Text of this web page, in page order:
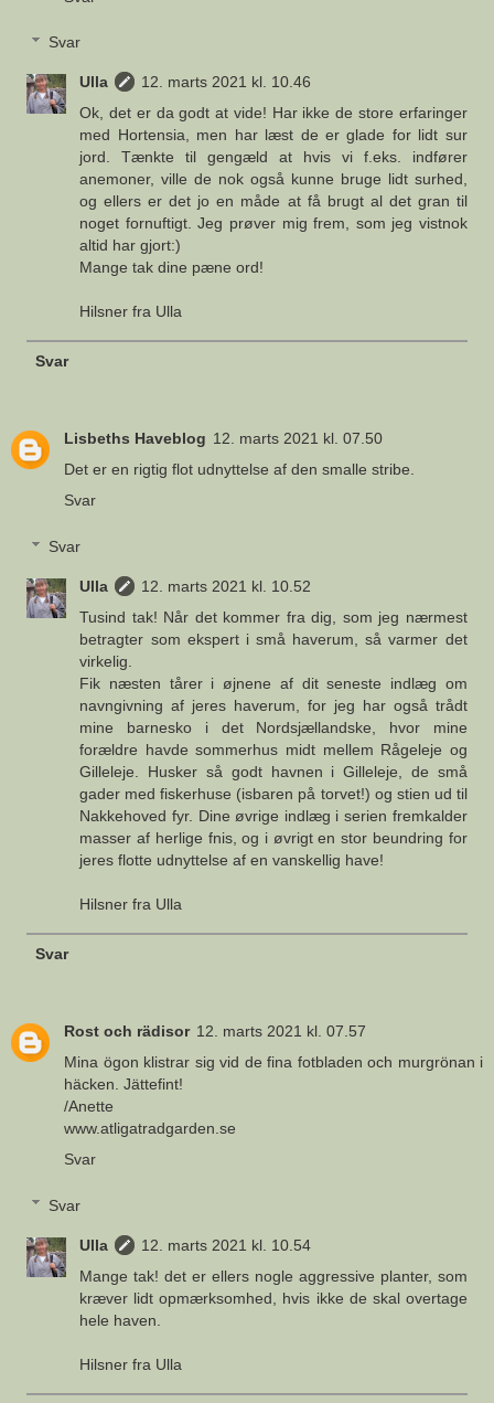
Svar
Ulla
12. marts 2021 kl. 10.46
Ok, det er da godt at vide! Har ikke de store erfaringer
med Hortensia, men har læst de er glade for lidt sur
jord. Tænkte til gengæld at hvis vi f.eks. indfører
anemoner, ville de nok også kunne bruge lidt surhed,
og ellers er det jo en måde at få brugt al det gran til
noget fornuftigt. Jeg prøver mig frem, som jeg vistnok
altid har gjort:)
Mange tak dine pæne ord!
Hilsner fra Ulla
Svar
Lisbeths Haveblog 12. marts 2021 kl. 07.50
Det er en rigtig flot udnyttelse af den smalle stribe.
Svar
Svar
Ulla
12. marts 2021 kl. 10.52
Tusind tak! Når det kommer fra dig, som jeg nærmest
betragter som ekspert i små haverum, så varmer det
virkelig.
Fik næsten tårer i øjnene af dit seneste indlæg om
navngivning af jeres haverum, for jeg har også trådt
mine barnesko i det Nordsjællandske, hvor mine
forældre havde sommerhus midt mellem Rågeleje og
Gilleleje. Husker så godt havnen i Gilleleje, de små
gader med fiskerhuse (isbaren på torvet!) og stien ud til
Nakkehoved fyr. Dine øvrige indlæg i serien fremkalder
masser af herlige fnis, og i øvrigt en stor beundring for
jeres flotte udnyttelse af en vanskellig have!
Hilsner fra Ulla
Svar
Rost och rädisor 12. marts 2021 kl. 07.57
Mina ögon klistrar sig vid de fina fotbladen och murgrönan i
häcken. Jättefint!
/Anette
www.atligatradgarden.se
Svar
Svar
Ulla
12. marts 2021 kl. 10.54
Mange tak! det er ellers nogle aggressive planter, som
kræver lidt opmærksomhed, hvis ikke de skal overtage
hele haven.
Hilsner fra Ulla